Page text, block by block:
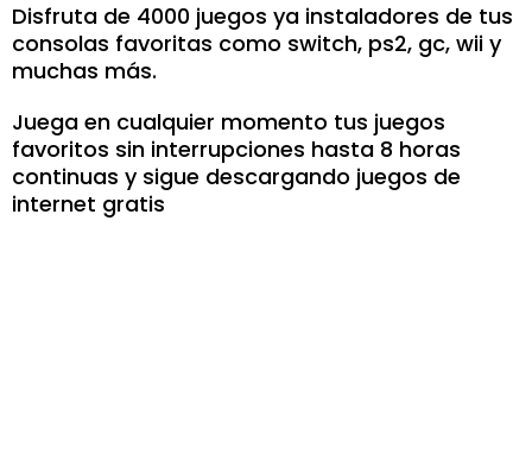
Disfruta de 4000 juegos ya instaladores de tus
consolas favoritas como switch, ps2, gc, wii y
muchas más.
Juega en cualquier momento tus juegos
favoritos sin interrupciones hasta 8 horas
continuas y sigue descargando juegos de
internet gratis